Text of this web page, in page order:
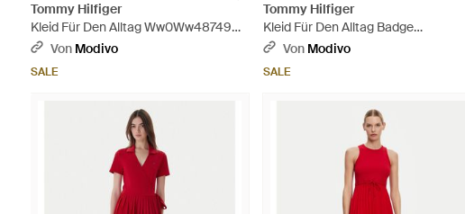
Tommy Hilfiger
Kleid Für Den Alltag Ww0Ww48749
Écru Regular Fit - Weiß
Von Modivo
SALE
Tommy Hilfiger
Kleid Für Den Alltag Badge
Dw0Dw20302 Regular Fit - Rot
Von Modivo
SALE